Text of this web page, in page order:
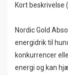
Kort beskrivelse
Nordic Gold
energidrik til
konkurrencer
energi og kan